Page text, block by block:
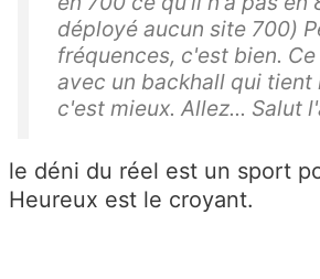
déployé aucun site 700)
fréquences, c'est bien.
avec un backhall qui tient
c'est mieux. Allez... Salut
le déni du réel est un sport
Heureux est le croyant.